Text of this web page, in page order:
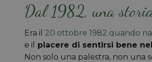
Dal 1982, una
Era il 20 ottobre 1982 quando
e il
piacere di sentirsi bene
Non solo una palestra, non una